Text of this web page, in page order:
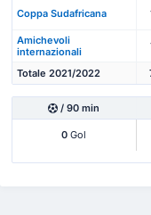
Coppa Sudafricana
Amichevoli
internazionali
Totale 2021/2022
/ 90 min
0 Gol